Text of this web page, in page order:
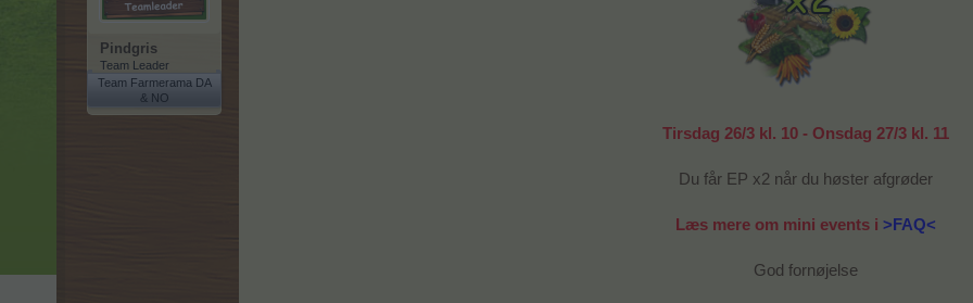
Pindgris
Team Leader
Team Farmerama DA
& NO
Tirsdag 26/3 kl. 10 - Onsdag 27/3 kl. 11
Du får EP x2 når du høster afgrøder
Læs mere om mini events i >FAQ<
God fornøjelse